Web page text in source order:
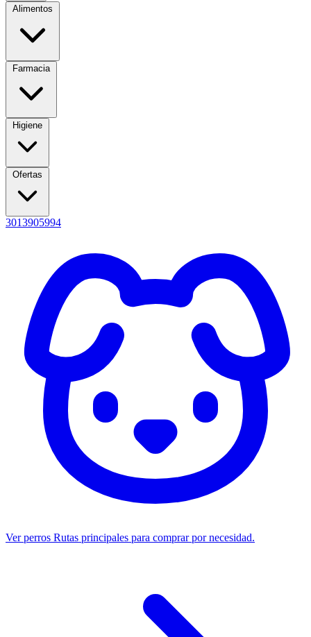
Alimentos
Farmacia
Higiene
Ofertas
3013905994
Ver perros Rutas principales para comprar por necesidad.